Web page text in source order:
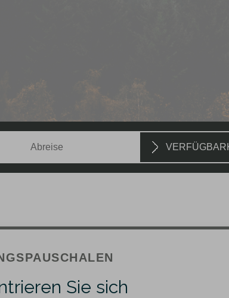
Abreise
Verfügbarkeit prüfen
Sie sich